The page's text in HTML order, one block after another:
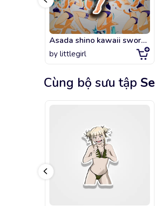
Asada shino kawaii sword art online
by littlegirl
Cùng bộ sưu tập